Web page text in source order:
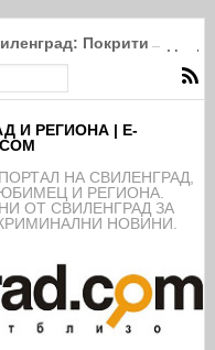
Покрити в
И РЕГИОНА | E-
НА СВИЛЕНГРАД,
И РЕГИОНА.
ОТ СВИЛЕНГРАД ЗА
НОВИНИ.